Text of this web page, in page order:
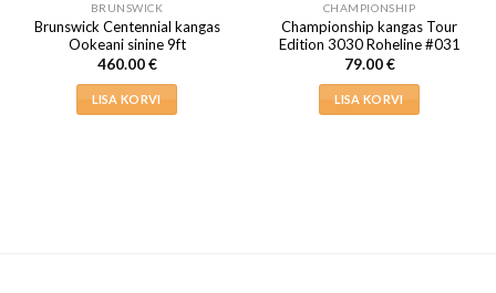
BRUNSWICK
Brunswick Centennial kangas
Ookeani sinine 9ft
460.00€
LISA KORVI
CHAMPIONSHIP
Championship kangas Tour
Edition 3030 Roheline #031
79.00€
LISA KORVI